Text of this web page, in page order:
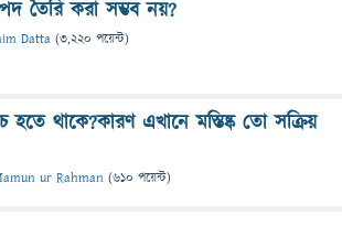
তৈরি করা সম্ভব নয়?
Datta (3,220 পয়েন্ট)
থাকে?কারণ এখানে মস্তিষ্ক তো সক্রিয়
ur Rahman (610 পয়েন্ট)